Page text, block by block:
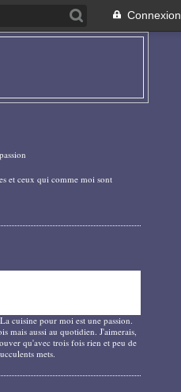
Connexion
et ceux qui comme moi sont
cuisine pour moi est une passion.
mais aussi au quotidien. J'aimerais,
qu'avec trois fois rien et peu de
mets.